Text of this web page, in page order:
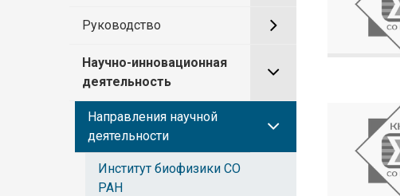
Руководство
Научно-инновационная
деятельность
Направления научной
деятельности
Институт биофизики СО
РАН